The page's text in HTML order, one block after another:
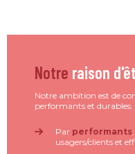
Notre raison
Notre ambition est de
performants et durables.
Par performants
usagers/clients et